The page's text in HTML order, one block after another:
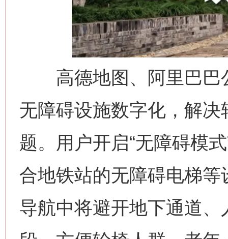
高德地图、阿里巴巴
无障碍设施数字化，解
题。用户开启“无障碍模
合地铁站的无障碍电梯
导航中将避开地下通道